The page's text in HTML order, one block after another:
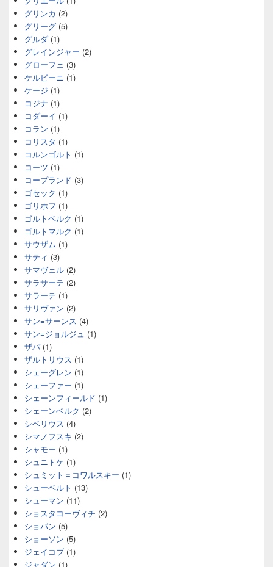
グリンカ (2)
グリーグ (5)
グルダ (1)
グレインジャー (2)
グローフェ (3)
ケルビーニ (1)
ケージ (1)
コジナ (1)
コダーイ (1)
コラン (1)
コリスタ (1)
コルンゴルト (1)
コーツ (1)
コープランド (3)
ゴセック (1)
ゴリホフ (1)
ゴルトベルク (1)
ゴルトマルク (1)
サウザム (1)
サティ (3)
サマヴェル (2)
サラサーテ (2)
サラーテ (1)
サリヴァン (2)
サン=サーンス (4)
サン=ジョルジュ (1)
ザバ(1)
ザルトリウス (1)
シェーグレン (1)
シェーファー (1)
シェーンフィールド (1)
シェーンベルク (2)
シベリウス (4)
シマノフスキ (2)
シャモー (1)
シュニトケ (1)
シュミット＝コワルスキー (1)
シューベルト (13)
シューマン (11)
ショスタコーヴィチ (2)
ショパン (5)
ショーソン (5)
ジェイコブ (1)
ジャダン (1)